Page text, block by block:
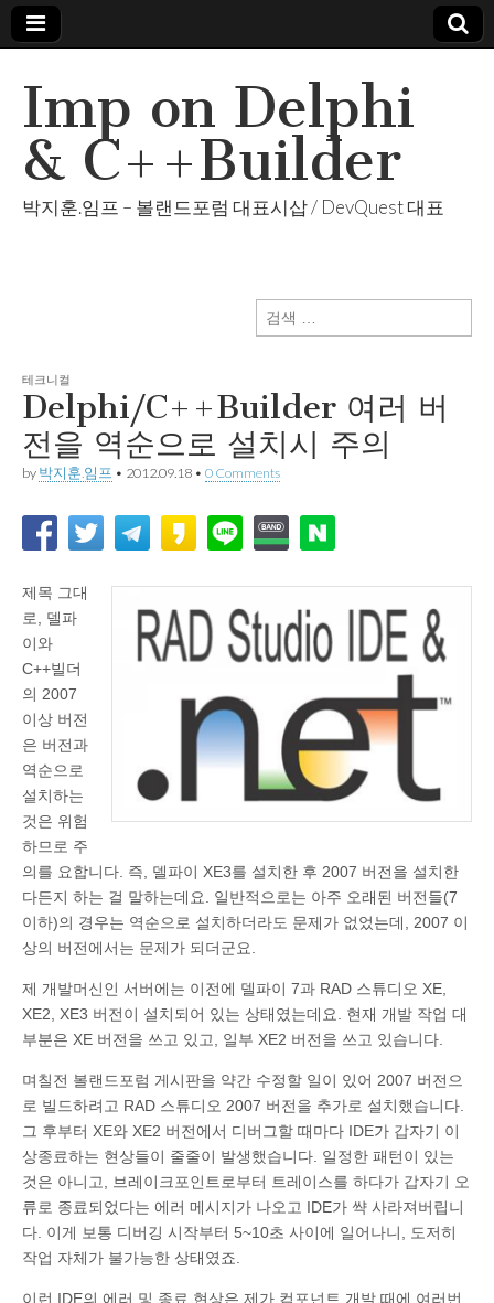
Imp on Delphi
& C++Builder
박지훈.임프 – 볼랜드포럼 대표시삽 / DevQuest 대표
검
색:
테크니컬
Delphi/C++Builder 여러 버
전을 역순으로 설치시 주의
by 박지훈.임프 • 2012.09.18 • 0 Comments
제목 그대
로, 델파
이와
C++빌더
의 2007
이상 버전
은 버전과
역순으로
설치하는
것은 위험
하므로 주
의를 요합니다. 즉, 델파이 XE3를 설치한 후 2007 버전을 설치한
다든지 하는 걸 말하는데요. 일반적으로는 아주 오래된 버전들(7
이하)의 경우는 역순으로 설치하더라도 문제가 없었는데, 2007 이
상의 버전에서는 문제가 되더군요.
제 개발머신인 서버에는 이전에 델파이 7과 RAD 스튜디오 XE,
XE2, XE3 버전이 설치되어 있는 상태였는데요. 현재 개발 작업 대
부분은 XE 버전을 쓰고 있고, 일부 XE2 버전을 쓰고 있습니다.
며칠전 볼랜드포럼 게시판을 약간 수정할 일이 있어 2007 버전으
로 빌드하려고 RAD 스튜디오 2007 버전을 추가로 설치했습니다.
그 후부터 XE와 XE2 버전에서 디버그할 때마다 IDE가 갑자기 이
상종료하는 현상들이 줄줄이 발생했습니다. 일정한 패턴이 있는
것은 아니고, 브레이크포인트로부터 트레이스를 하다가 갑자기 오
류로 종료되었다는 에러 메시지가 나오고 IDE가 쌱 사라져버립니
다. 이게 보통 디버깅 시작부터 5~10초 사이에 일어나니, 도저히
작업 자체가 불가능한 상태였죠.
이런 IDE의 에러 및 종료 현상은 제가 컴포넌트 개발 때에 여러번